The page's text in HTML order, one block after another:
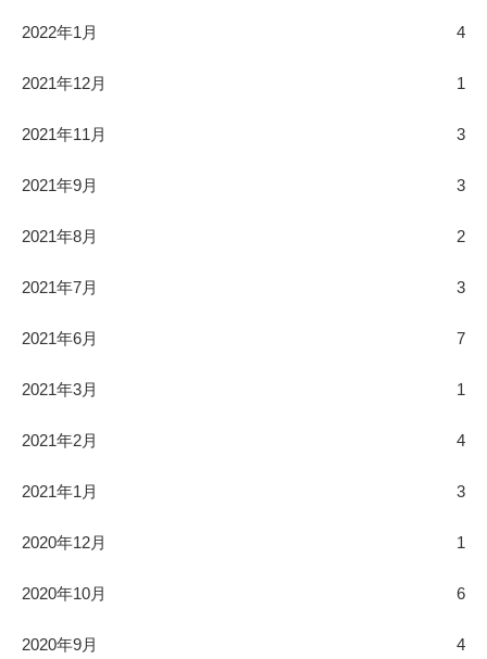
2022年1月 4
2021年12月 1
2021年11月 3
2021年9月 3
2021年8月 2
2021年7月 3
2021年6月 7
2021年3月 1
2021年2月 4
2021年1月 3
2020年12月 1
2020年10月 6
2020年9月 4